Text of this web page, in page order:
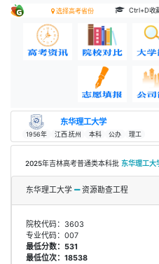
选择高考省份 Ctrl+D收
东华理工大学
1956年 江西.抚州 本科 公办 理工
2025年吉林高考普通类本科批 东华理工大
东华理工大学 资源勘查工程
院校代码：3603
专业代码：007
最低分数：531
最低位次：18538